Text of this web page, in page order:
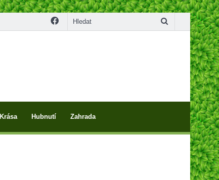
Facebook
Krása Hubnutí Zahrada